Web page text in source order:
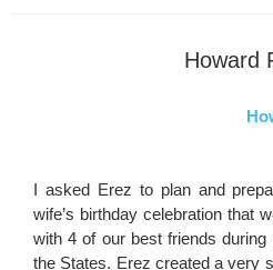
I asked Erez to plan and
wife’s birthday celebration that
with 4 of our best friends
the States. Erez created a very